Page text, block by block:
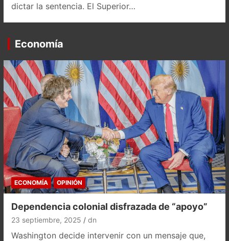
dictar la sentencia. El Superior…
Economía
ECONOMÍA OPINIÓN
Dependencia colonial disfrazada de “apoyo”
23 septiembre, 2025 dn
Washington decide intervenir con un mensaje que,